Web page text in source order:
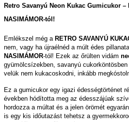
Retro Savanyú Neon Kukac Gumicukor –
NASIMÁMOR-tól!
Emlékszel még a RETRO SAVANYÚ
nem, vagy ha újraélnéd a múlt édes
NASIMÁMOR-tól! Ezek az őrülten vidám
gyümölcsízekben, savanyú
velük nem kukacoskodni, inkább
Ez a gumicukor egy igazi édességtörténet
években hódította meg az édesszájúak
hordozza a múltat és a jelen örömét
is egy kis időutazást tehetsz a